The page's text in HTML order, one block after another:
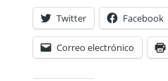
Twitter Facebook
Correo electrónico